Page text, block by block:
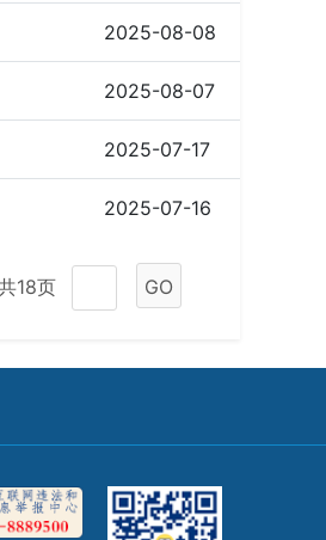
2025-08-08
2025-08-07
2025-07-17
2025-07-16
18页 GO